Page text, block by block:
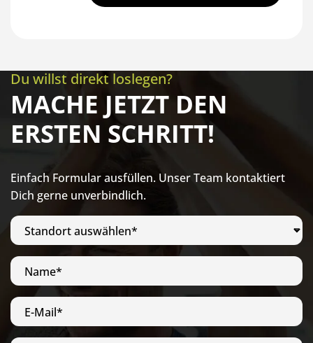
MACHE JETZT DEN
ERSTEN SCHRITT!
Du willst direkt loslegen?
Einfach Formular ausfüllen. Unser Team kontaktiert
Dich gerne unverbindlich.
Standort auswählen*
Name*
E-Mail*